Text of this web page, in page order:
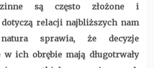
są często złożone i
relacji najbliższych nam
sprawia, że decyzje
w ich obrębie mają długotrwały